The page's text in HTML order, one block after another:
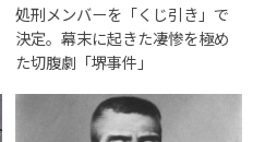
処刑メンバーを「くじ引き」で
決定。幕末に起きた凄惨を極め
た切腹劇「堺事件」